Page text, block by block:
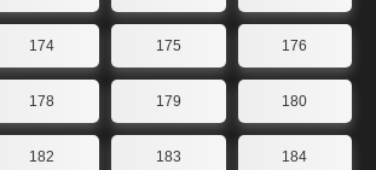
174 175 176
178 179 180
182 183 184